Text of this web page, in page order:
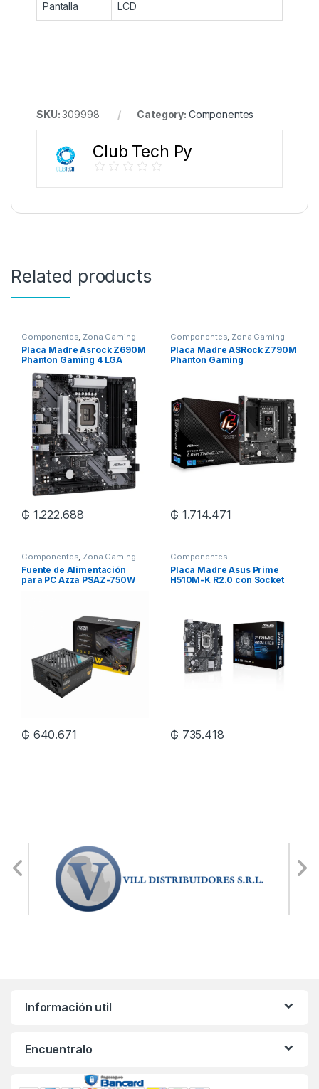
Pantalla LCD
SKU:309998 Category: Componentes
Club Tech Py
Related products
Componentes, Zona Gaming
Placa Madre Asrock Z690M
Phanton Gaming 4 LGA
DDR4
₲ 1.222.688
Componentes, Zona Gaming
Placa Madre ASRock Z790M
Phanton Gaming
₲ 1.714.471
Componentes, Zona Gaming
Fuente de Alimentación
para PC Azza PSAZ-750W
₲ 640.671
Componentes
Placa Madre Asus Prime
H510M-K R2.0 con Socket
₲ 735.418
Información util
Encuentralo